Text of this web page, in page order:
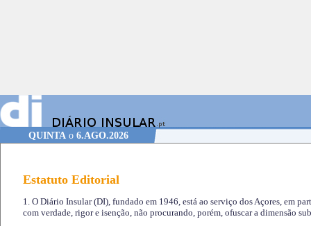
QUINTAo 6.AGO.2026
Estatuto Editorial
1. O Diário Insular (DI), fundado em 1946, está ao serviço dos Açores, em
com verdade, rigor e isenção, não procurando, porém, ofuscar a dimensão